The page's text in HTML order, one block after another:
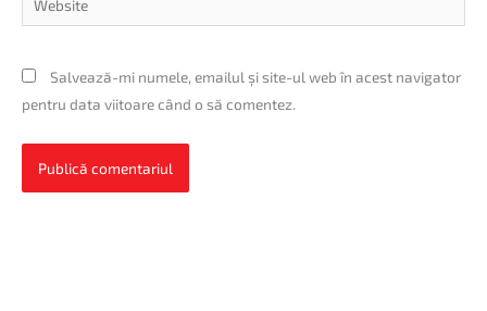
Salvează-mi numele, emailul și site-ul web în acest navigator
pentru data viitoare când o să comentez.